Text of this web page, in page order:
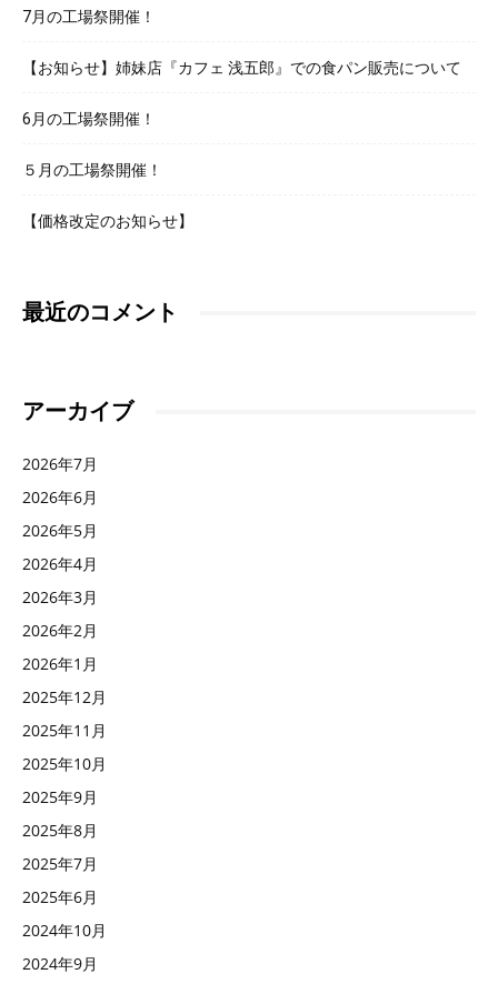
7月の工場祭開催！
【お知らせ】姉妹店『カフェ 浅五郎』での食パン販売について
6月の工場祭開催！
５月の工場祭開催！
【価格改定のお知らせ】
最近のコメント
アーカイブ
2026年7月
2026年6月
2026年5月
2026年4月
2026年3月
2026年2月
2026年1月
2025年12月
2025年11月
2025年10月
2025年9月
2025年8月
2025年7月
2025年6月
2024年10月
2024年9月